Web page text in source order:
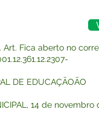
Art. Fica aberto no
DE EDUCAÇÃOÃO
14 de novembro